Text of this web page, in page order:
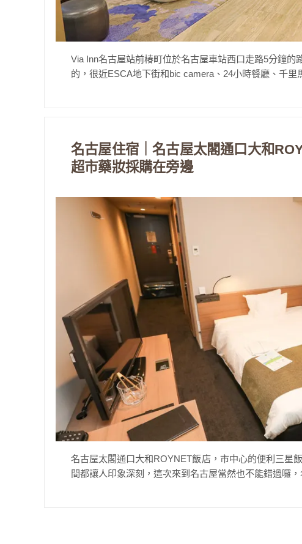
Via Inn名古屋站前椿町位於名古屋車站西口走路5分鐘
的，很近ESCA地下街和bic camera、24小時餐廳、千里
名古屋住宿｜名古屋太閣通口大和
超市藥妝採購在旁邊
名古屋太閣通口大和ROYNET飯店，市中心的便利三星
間都讓人印象深刻，這次來到名古屋當然也不能錯過囉